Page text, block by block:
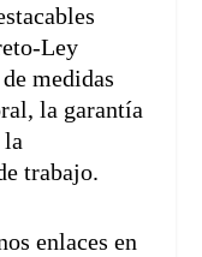
Ley
medidas
la garantía
la
trabajo.
enlaces en